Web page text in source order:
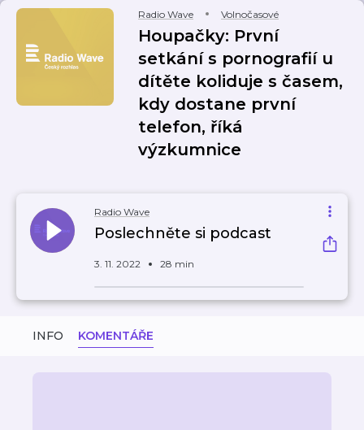
Radio Wave Volnočasové
Houpačky: První
setkání s pornografií u
dítěte koliduje s časem,
kdy dostane první
telefon, říká
výzkumnice
Radio Wave
Poslechněte si podcast
3. 11. 2022 28 min
INFO KOMENTÁŘE